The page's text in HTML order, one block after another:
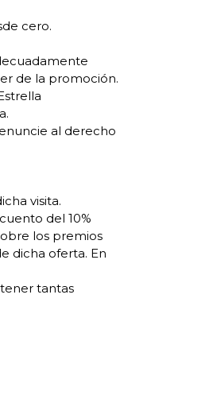
cero.
de la promoción.
al derecho
visita.
del 10%
los premios
dicha oferta. En
tantas